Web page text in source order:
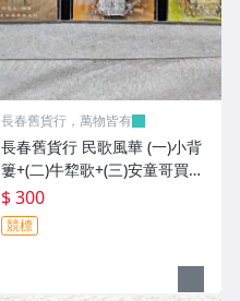
長春舊貨行，萬物皆有
長春舊貨行 民歌風華 (一)小背
簍+(二)牛犂歌+(三)安童哥買菜
白玉光 CD (Z345)
$ 300
競標